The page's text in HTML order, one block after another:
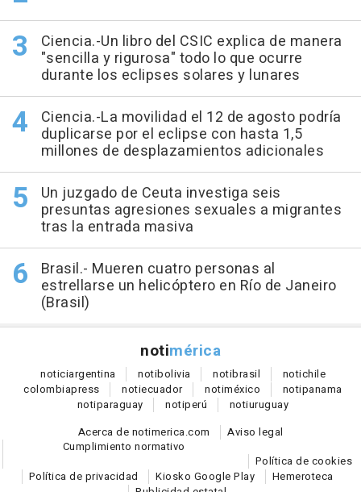
Ciencia.-Un libro del CSIC explica de manera
"sencilla y rigurosa" todo lo que ocurre
durante los eclipses solares y lunares
Ciencia.-La movilidad el 12 de agosto podría
duplicarse por el eclipse con hasta 1,5
millones de desplazamientos adicionales
Un juzgado de Ceuta investiga seis
presuntas agresiones sexuales a migrantes
tras la entrada masiva
Brasil.- Mueren cuatro personas al
estrellarse un helicóptero en Río de Janeiro
(Brasil)
notimérica
noticiargentina notibolivia notibrasil notichile
colombiapress notiecuador notiméxico notipanama
notiparaguay notiperú notiuruguay
Acerca de notimerica.com
Aviso legal
Cumplimiento normativo
Política de cookies
Política de privacidad
Kiosko Google Play
Hemeroteca